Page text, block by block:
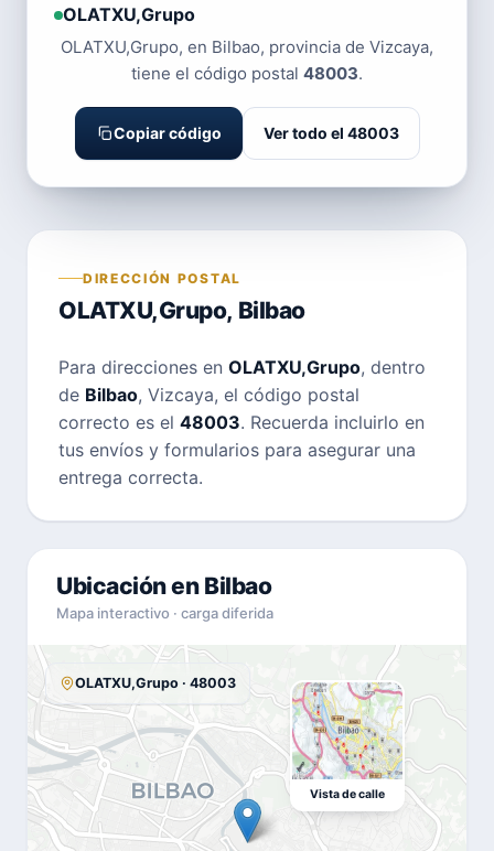
OLATXU,Grupo
OLATXU,Grupo, en Bilbao, provincia de Vizcaya,
tiene el código postal 48003.
Copiar código Ver todo el 48003
DIRECCIÓN POSTAL
OLATXU,Grupo, Bilbao
Para direcciones en OLATXU,Grupo, dentro
de Bilbao, Vizcaya, el código postal
correcto es el 48003. Recuerda incluirlo en
tus envíos y formularios para asegurar una
entrega correcta.
Ubicación en Bilbao
Mapa interactivo · carga diferida
OLATXU,Grupo · 48003
Vista de calle